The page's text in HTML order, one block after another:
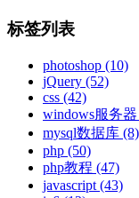
标签列表
photoshop (10)
jQuery (52)
css (42)
windows服务器
mysql数据库 (8)
php (50)
php教程 (47)
javascript (43)